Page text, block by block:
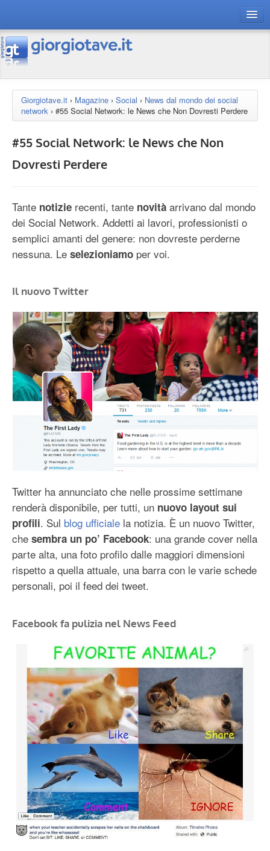
connect gt
risorse
Chi siamo
Giorgiotave.it › Magazine › Social › News dal mondo dei social
network › #55 Social Network: le News che Non Dovresti Perdere
#55 Social Network: le News che Non
Dovresti Perdere
Tante notizie recenti, tante novità arrivano dal mondo
dei Social Network. Addetti ai lavori, professionisti o
semplici amanti del genere: non dovreste perderne
nessuna. Le selezioniamo per voi.
Il nuovo Twitter
Twitter ha annunciato che nelle prossime settimane
renderà disponibile, per tutti, un nuovo layout sui
profili. Sul blog ufficiale la notizia. È un nuovo Twitter,
che sembra un po’ Facebook: una grande cover nella
parte alta, una foto profilo dalle maggiori dimensioni
rispetto a quella attuale, una barra con le varie schede
personali, poi il feed dei tweet.
Facebook fa pulizia nel News Feed